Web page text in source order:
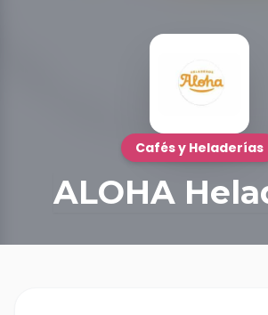
Cafés y Heladerías
ALOHA